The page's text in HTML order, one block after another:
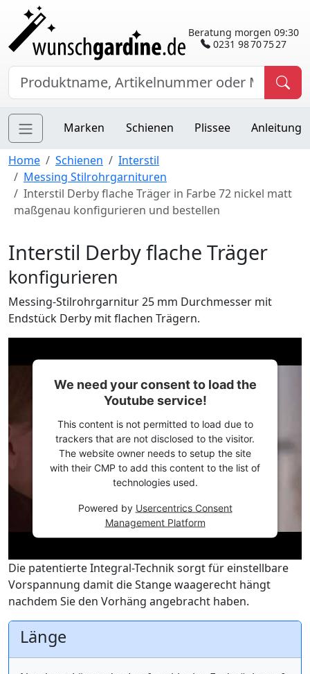
Beratung morgen 09:30
0231 98 70 75 27
Marken Schienen Plissee Anleitung
Home Schienen
Interstil
Messing Stilrohrgarnituren
Interstil Derby flache Träger in Farbe 72 nickel matt
maßgenau konfigurieren und bestellen
Interstil Derby flache Träger
konfigurieren
Messing-Stilrohrgarnitur 25 mm Durchmesser mit
Endstück Derby mit flachen Trägern.
We need your consent to load the
Youtube service!
This content is not permitted to load due to
trackers that are not disclosed to the visitor.
The website owner needs to setup the site
with their CMP to add this content to the list of
technologies used.
Powered by Usercentrics Consent
Management Platform
Die patentierte Integral-Technik sorgt für einstellbare
Vorspannung damit die Stange waagerecht hängt
nachdem Sie den Vorhäng angebracht haben.
Länge